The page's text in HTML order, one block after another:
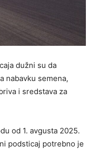
dužni su da
nabavku semena,
i sredstava za
od 1. avgusta 2025.
podsticaj potrebno je